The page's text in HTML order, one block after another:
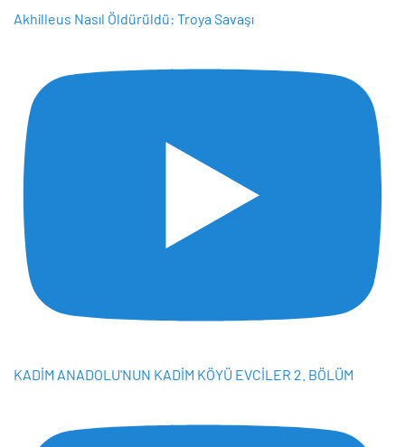
Akhilleus Nasıl Öldürüldü: Troya Savaşı
KADİM ANADOLU'NUN KADİM KÖYÜ EVCİLER 2. BÖLÜM